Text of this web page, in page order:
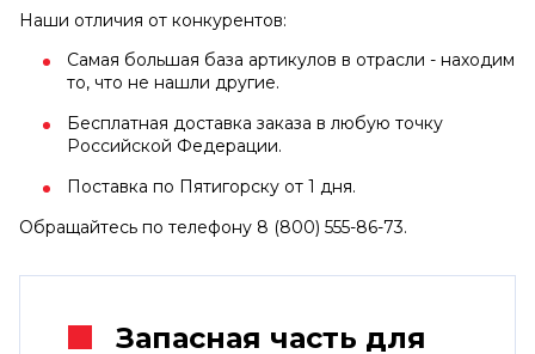
Наши отличия от конкурентов:
Самая большая база артикулов в отрасли - находим
то, что не нашли другие.
Бесплатная доставка заказа в любую точку
Российской Федерации.
Поставка по Пятигорску от 1 дня.
Обращайтесь по телефону 8 (800) 555-86-73.
Запасная часть для